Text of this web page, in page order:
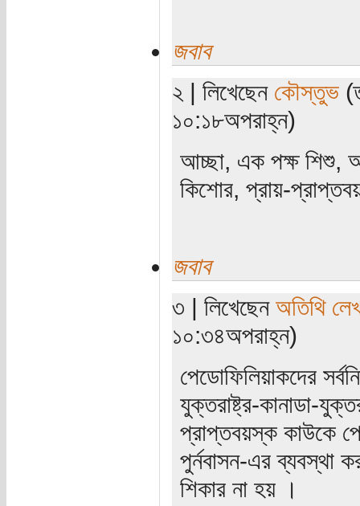
জবাব
২ | লিখেছেন কৌস্তুভ
১০:১৮অপরাহ্ন)
আচ্ছা, এক পক্ষ শিশু,
কিশোর, প্রায়-
জবাব
৩ | লিখেছেন অতিথি
১০:৩৪অপরাহ্ন)
পেডোফিলিয়াকদের
যুক্তরাষ্ট্র-কানাডা-
প্রাপ্তবয়স্ক কাউকে
পুর্নবাসন-এর ব্যবস্থা
শিকার না হয় ।